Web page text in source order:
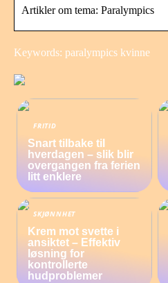
Artikler om tema: Paralympics
Keywords: paralympics kvinne
FRITID
Snart tilbake til
hverdagen – slik blir
overgangen fra ferien
litt enklere
SKJØNNHET
Krem mot svette i
ansiktet – Effektiv
løsning for
kontrollerte
hudproblemer